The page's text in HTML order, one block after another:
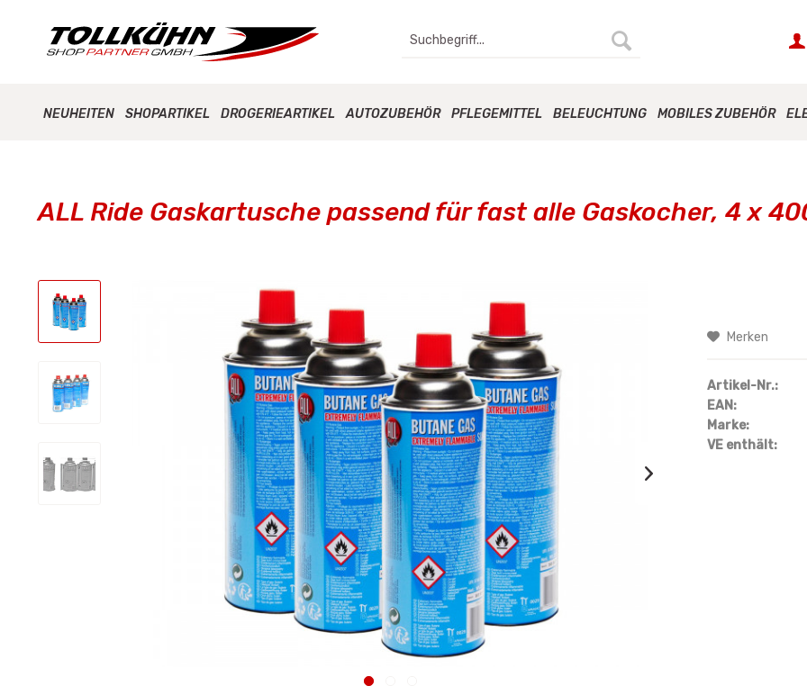
NEUHEITEN SHOPARTIKEL DROGERIEARTIKEL AUTOZUBEHÖR PFLEGEMITTEL BELEUCHTUNG MOBILES ZUBEHÖR
ALL Ride Gaskartusche passend für fast alle Gaskocher, 4 x
Merken
Artikel-Nr.:
EAN:
Marke:
VE enthält: